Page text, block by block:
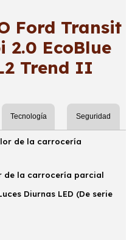
Ford Transit
2.0 EcoBlue
Trend II
Tecnología Seguridad
de la carrocería
de la carrocería parcial
Diurnas LED (De serie